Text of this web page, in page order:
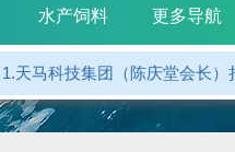
水产饲料
更多导航
1.天马科技集团（陈庆堂会长）
2.广东省鳗业协会 捐赠烤